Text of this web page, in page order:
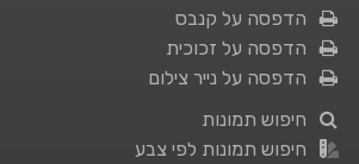
הדפסה על קנבס
הדפסה על זכוכית
הדפסה על נייר צילום
חיפוש תמונות
חיפוש תמונות לפי צבע